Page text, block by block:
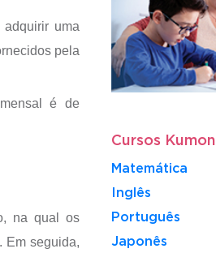
uma
pela
é de
na qual os
Em seguida,
Cursos Kumon
Matemática
Inglês
Português
​Japonês